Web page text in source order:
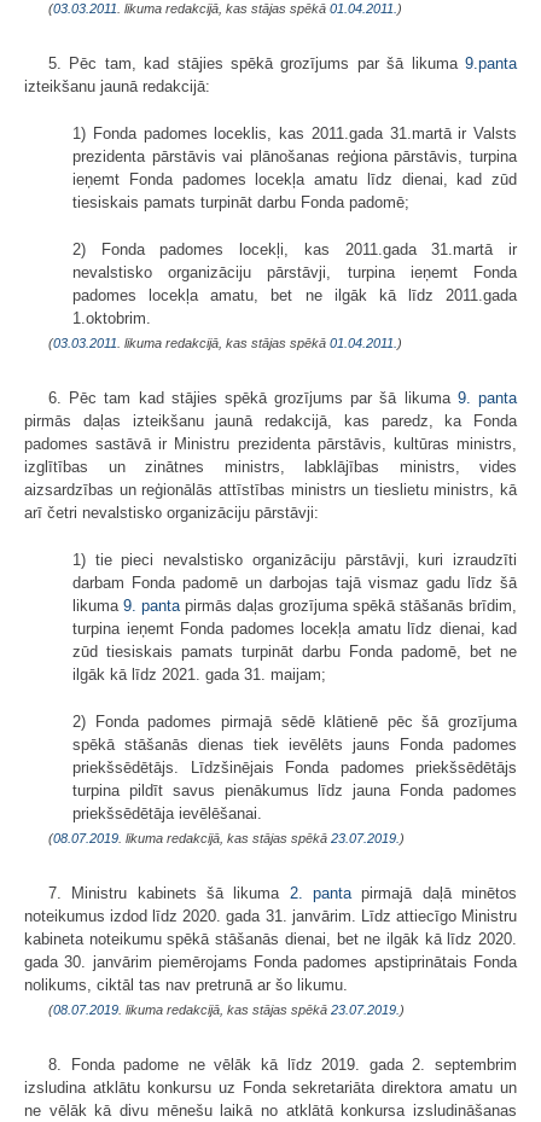
(03.03.2011. likuma redakcijā, kas stājas spēkā 01.04.2011.)
5. Pēc tam, kad stājies spēkā grozījums par šā likuma 9.panta
izteikšanu jaunā redakcijā:
1) Fonda padomes loceklis, kas 2011.gada 31.martā ir Valsts
prezidenta pārstāvis vai plānošanas reģiona pārstāvis, turpina
ieņemt Fonda padomes locekļa amatu līdz dienai, kad zūd
tiesiskais pamats turpināt darbu Fonda padomē;
2) Fonda padomes locekļi, kas 2011.gada 31.martā ir
nevalstisko organizāciju pārstāvji, turpina ieņemt Fonda
padomes locekļa amatu, bet ne ilgāk kā līdz 2011.gada
1.oktobrim.
(03.03.2011. likuma redakcijā, kas stājas spēkā 01.04.2011.)
6. Pēc tam kad stājies spēkā grozījums par šā likuma 9. panta
pirmās daļas izteikšanu jaunā redakcijā, kas paredz, ka Fonda
padomes sastāvā ir Ministru prezidenta pārstāvis, kultūras ministrs,
izglītības un zinātnes ministrs, labklājības ministrs, vides
aizsardzības un reģionālās attīstības ministrs un tieslietu ministrs, kā
arī četri nevalstisko organizāciju pārstāvji:
1) tie pieci nevalstisko organizāciju pārstāvji, kuri izraudzīti
darbam Fonda padomē un darbojas tajā vismaz gadu līdz šā
likuma 9. pantapirmās daļas grozījuma spēkā stāšanās brīdim,
turpina ieņemt Fonda padomes locekļa amatu līdz dienai, kad
zūd tiesiskais pamats turpināt darbu Fonda padomē, bet ne
ilgāk kā līdz 2021. gada 31. maijam;
2) Fonda padomes pirmajā sēdē klātienē pēc šā grozījuma
spēkā stāšanās dienas tiek ievēlēts jauns Fonda padomes
priekšsēdētājs. Līdzšinējais Fonda padomes priekšsēdētājs
turpina pildīt savus pienākumus līdz jauna Fonda padomes
priekšsēdētāja ievēlēšanai.
(08.07.2019. likuma redakcijā, kas stājas spēkā 23.07.2019.)
7. Ministru kabinets šā likuma 2. pantapirmajā daļā minētos
noteikumus izdod līdz 2020. gada 31. janvārim. Līdz attiecīgo Ministru
kabineta noteikumu spēkā stāšanās dienai, bet ne ilgāk kā līdz 2020.
gada 30. janvārim piemērojams Fonda padomes apstiprinātais Fonda
nolikums, ciktāl tas nav pretrunā ar šo likumu.
(08.07.2019. likuma redakcijā, kas stājas spēkā 23.07.2019.)
8. Fonda padome ne vēlāk kā līdz 2019. gada 2. septembrim
izsludina atklātu konkursu uz Fonda sekretariāta direktora amatu un
ne vēlāk kā divu mēnešu laikā no atklātā konkursa izsludināšanas